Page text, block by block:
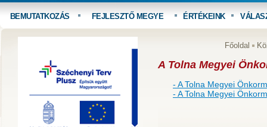
BEMUTATKOZÁS FEJLESZTŐ MEGYE ÉRTÉKEINK
Főoldal
A Tolna Megyei
- A Tolna Megyei
- A Tolna Megyei